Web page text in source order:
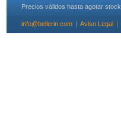
Precios válidos hasta agotar stock
info@bellerin.com | Aviso Legal |